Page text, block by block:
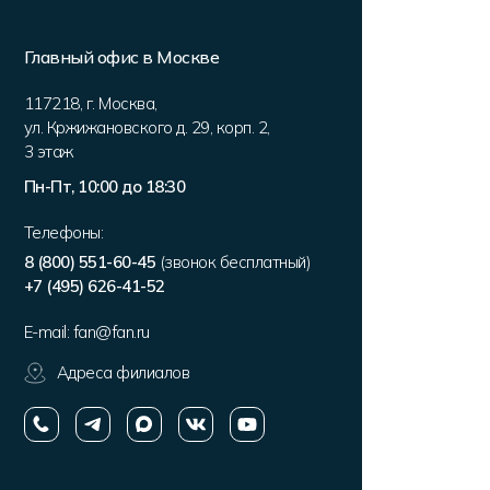
Главный офис в Москве
117218, г. Москва
ул. Кржижановского д. 29, корп. 2
3 этаж
Пн-Пт, 10:00 до 18:30
Телефоны:
8 (800) 551-60-45 (звонок бесплатный)
+7 (495) 626-41-52
E-mail: fan@fan.ru
Адреса филиалов